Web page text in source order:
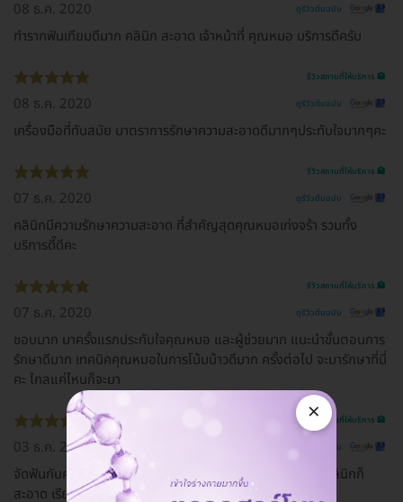
08 ธ.ค. 2020 ดูรีวิวต้นฉบับ
ทำรากฟันเทียมดีมาก คลินิก สะอาด เจ้าหน้าที่ คุณหมอ บริการดีครับ
รีวิวสถานที่ให้บริการ 🏥
08 ธ.ค. 2020 ดูรีวิวต้นฉบับ
เครื่องมือที่ทันสมัย มาตราการรักษาความสะอาดดีมากๆประทับใจมากๆคะ
รีวิวสถานที่ให้บริการ 🏥
07 ธ.ค. 2020 ดูรีวิวต้นฉบับ
คลินิกมีความรักษาความสะอาด ที่สำคัญสุดคุณหมอเก่งจร้า รวมทั้ง
บริการดี๊ดีคะ
รีวิวสถานที่ให้บริการ 🏥
07 ธ.ค. 2020 ดูรีวิวต้นฉบับ
ชอบมาก มาครั้งแรกประทับใจคุณหมอ และผู้ช่วยมาก แนะนำขั้นตอนการ
รักษาดีมาก เทคนิคคุณหมอในการโน้มน้าวดีมาก ครั้งต่อไป จะมารักษาที่นี่
คะ ไกลแค่ไหนก็จะมา
รีวิวสถานที่ให้บริการ 🏥
03 ธ.ค. 2020 ดูรีวิวต้นฉบับ
จัดฟันกับคุณหมอค่ะ คุณหมอน่ารัก ใจเย็น มือเบามากค่ะส่วนคลินิกก็
สะอาด เรียบร้อยดีค่ะแต่คนไข้เยอะไปหน่อย
×